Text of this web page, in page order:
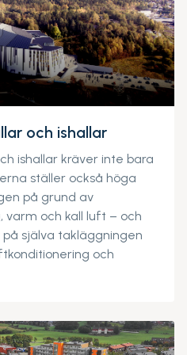
och ishallar
ishallar kräver inte bara
ställer också höga
på grund av
och kall luft – och
själva takläggningen
och